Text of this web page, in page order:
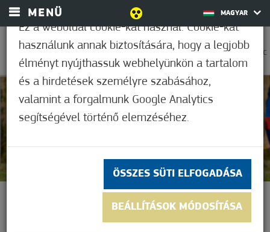
MENÜ MAGYAR
0
37,2°C
Nem értékelt
HIÁBA A MEZŐNYFÖLÉNY
Ez a weboldal cookie-kat használ. Cookie-kat
használunk annak biztosítására, hogy a legjobb
élményt nyújthassuk webhelyünkön a tartalom
és a hirdetések személyre szabásához,
valamint a forgalmunk Google Analytics
segítségével történő elemzéséhez.
ÖSSZES SÜTI ELFOGADÁSA
BEÁLLÍTÁSOK MÓDOSÍTÁSA